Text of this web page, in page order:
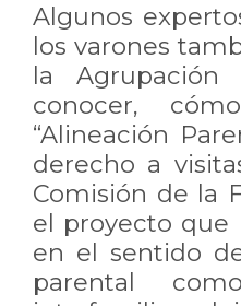
Algunos
los varones
la Agrupación
conocer,
“Alineación
derecho a
Comisión de la
el proyecto que
en el sentido
parental